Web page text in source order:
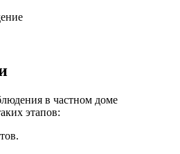
в частном доме
этапов: